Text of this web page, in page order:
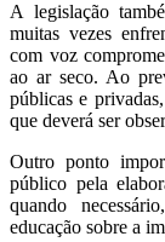
A legislação
muitas vezes
com voz
ao ar seco. Ao
públicas e
que deverá ser
Outro ponto
público pela
quando
educação sobre a